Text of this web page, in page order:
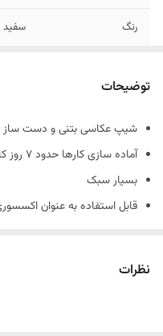
رنگ سفید
توضیحات
شیپ عکاسی بتنی و دست
آماده سازی کارها حدود 7 روز کاری است
بسیار سبک
قابل استفاده به عنوان
نظرات